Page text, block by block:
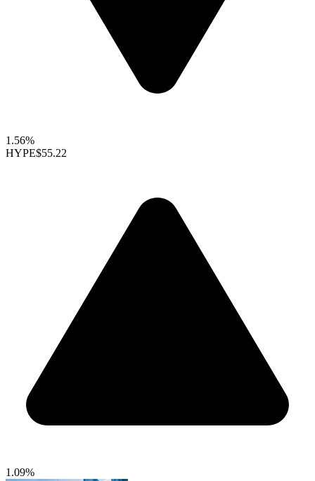
1.56%
HYPE$55.22
1.09%